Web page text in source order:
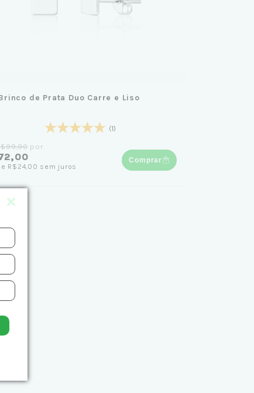
de Prata Duo Carre e Liso
(1)
por
R$24,00 sem juros
Comprar